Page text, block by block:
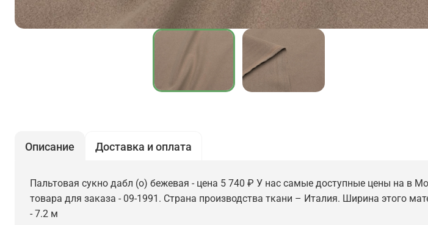
Описание Доставка и оплата
Пальтовая сукно дабл (о) бежевая - цена 5 740 ₽ У нас самые доступные цены на в
товара для заказа - 09-1991. Страна производства ткани – Италия. Ширина этого
- 7.2 м